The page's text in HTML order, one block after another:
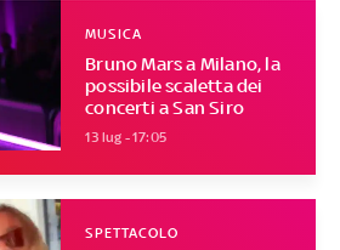
Bruno Mars a Milano, la
possibile scaletta dei
concerti a San Siro
MUSICA
13 lug - 17:05
SPETTACOLO